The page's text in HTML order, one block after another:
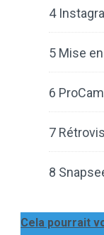
4
5 Mise
6
7
8
Cela pourrait